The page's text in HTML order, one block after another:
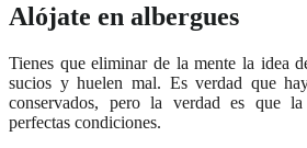
Alójate en albergues
Tienes que eliminar de la mente la idea
sucios y huelen mal. Es verdad que
conservados, pero la verdad es que
perfectas condiciones.